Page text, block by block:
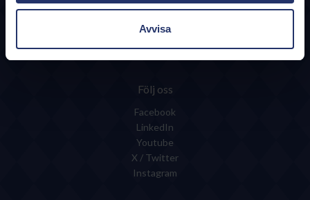
Avvisa
Integritetspolicy
Tjänster & Blanketter
Följ oss
Facebook
LinkedIn
Youtube
X / Twitter
Instagram